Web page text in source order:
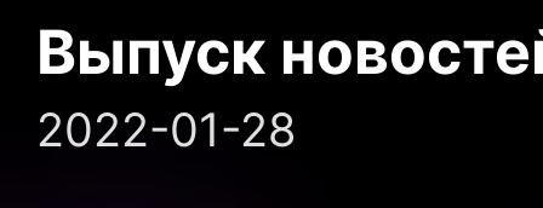
Выпуск
2022-01-28